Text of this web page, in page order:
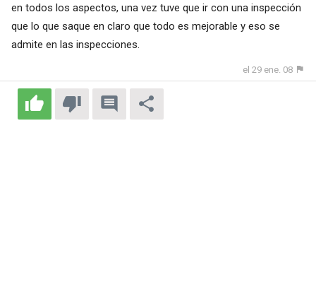
en todos los aspectos, una vez tuve que ir con una inspección
que lo que saque en claro que todo es mejorable y eso se
admite en las inspecciones.
el 29 ene. 08